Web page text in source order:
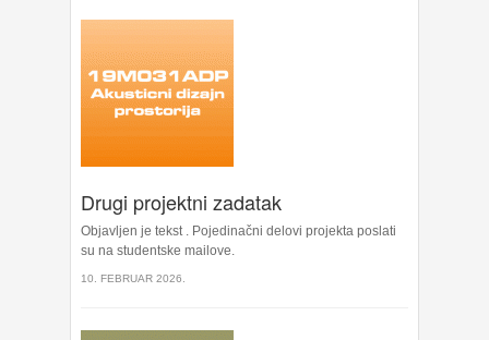
Drugi projektni zadatak
Objavljen je tekst . Pojedinačni delovi projekta poslati
su na studentske mailove.
10. FEBRUAR 2026.